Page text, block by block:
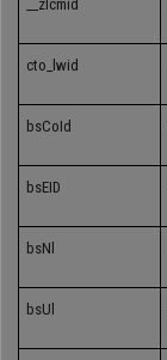
__zlcmid
cto_lwid
bsCoId
bsEID
bsNl
bsUl